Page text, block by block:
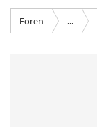
Foren ...